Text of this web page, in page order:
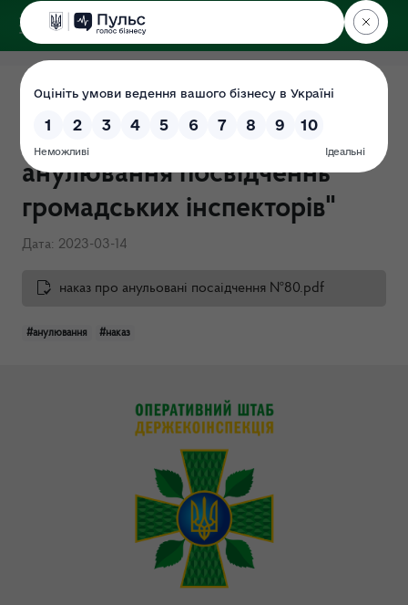
ДЕРЖЕКОІНСПЕКЦІЯ
Поліського округу
Наказ №80-ОД від
14.08.2023 р. "Про
анулювання посвідченнь
громадських інспекторів"
Дата: 2023-03-14
наказ про анульовані посаідчення №80.pdf
#анулювання #наказ